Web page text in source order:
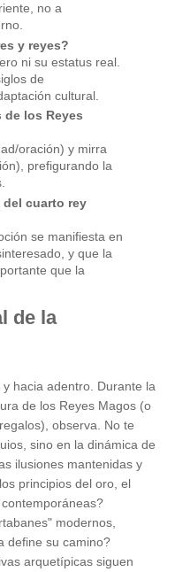
no a
y reyes?
ni su estatus real.
de
cultural.
de los Reyes
oración) y mirra
prefigurando la
cuarto rey
se manifiesta en
y que la
que la
de la
hacia adentro. Durante la
de los Reyes Magos (o
observa. No te
sino en la dinámica de
ilusiones mantenidas y
principios del oro, el
modernos,
define su camino?
arquetípicas siguen